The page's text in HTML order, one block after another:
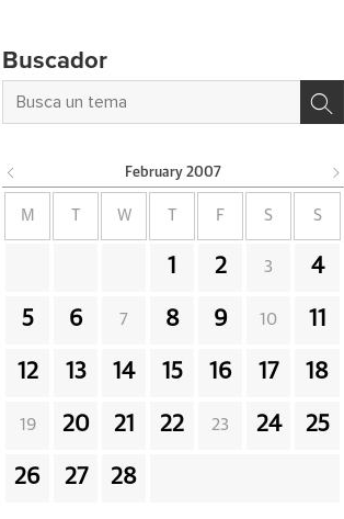
Buscador
February 2007
M W F S S
1 2 3 4
5 6 7 8 9 10 11
12 13 14 15 16 17 18
19 20 21 22 23 24 25
26 27 28